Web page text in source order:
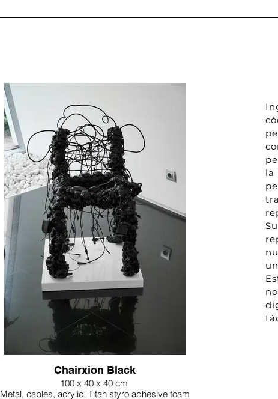
Chairxion Black
100 x 40 x 40 cm
Metal, cables, acrylic, Titan styro adhesive foam
la